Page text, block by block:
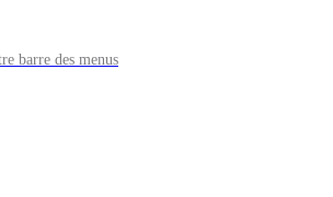
barre des menus